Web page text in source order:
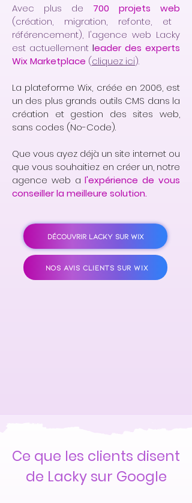
Avec plus de
700 projets web
(création, migration, refonte, et
référencement), l'agence web Lacky
est actuellement leader des experts
Wix Marketplace (cliquez ici).
La plateforme Wix, créée en 2006, est
un des plus grands outils CMS dans la
création et gestion des sites web,
sans codes (No-Code).
Que vous ayez déjà un site internet ou
que vous souhaitiez en créer un, notre
agence web al'expérience de vous
conseiller la meilleure solution.
DÉCOUVRIR LACKY SUR WIX
NOS AVIS CLIENTS SUR WIX
Ce que les clients disent
de Lacky sur Google